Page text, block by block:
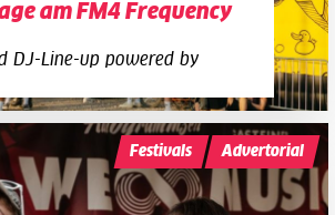
am FM4 Frequency
DJ-Line-up powered by
Festivals Advertorial